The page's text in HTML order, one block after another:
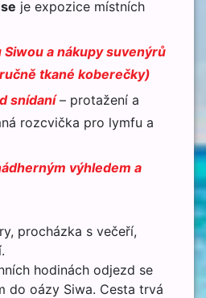
je expozice místních
a nákupy suvenýrů
tkané koberečky)
snídaní– protažení a
rozcvička pro lymfu a
výhledem a
procházka s večeří,
hodinách odjezd se
do oázy Siwa. Cesta trvá